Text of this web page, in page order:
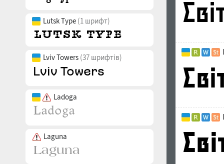
Lutsk Type (1 шрифт)
Lviv Towers (37 шрифтів)
Ladoga
Laguna